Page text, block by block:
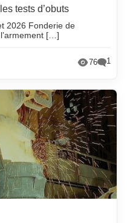
tests d’obuts
2026 Fonderie de
[…]
76 1